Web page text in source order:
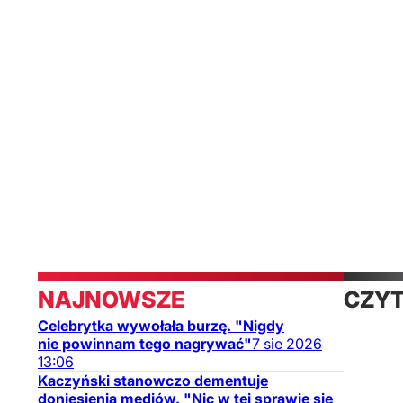
NAJNOWSZE
Celebrytka wywołała burzę. "Nigdy
nie powinnam tego nagrywać"7 sie 2026
13:06
Kaczyński stanowczo dementuje
doniesienia mediów. "Nic w tej sprawie się